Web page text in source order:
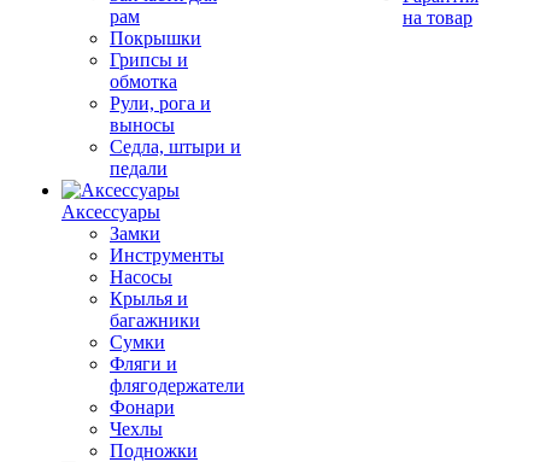
рам
Покрышки
Грипсы и
обмотка
Рули, рога и
выносы
Седла, штыри и
педали
Аксессуары
Замки
Инструменты
Насосы
Крылья и
багажники
Сумки
Фляги и
флягодержатели
Фонари
Чехлы
Подножки
на товар